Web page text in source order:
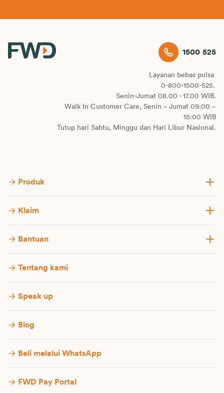
1500 525
Layanan bebas pulsa
0-800-1500-525.
Senin-Jumat 08.00 - 17.00 WIB.
Walk In Customer Care, Senin – Jumat 09:00 –
15:00 WIB
Tutup hari Sabtu, Minggu dan Hari Libur Nasional.
Produk
Klaim
Bantuan
Tentang kami
Speak up
Blog
Beli melalui WhatsApp
FWD Pay Portal